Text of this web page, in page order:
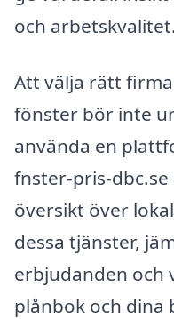
och arbetskvalitet.
Att välja rätt
fönster bör inte
använda en
fnster-pris-
översikt över
dessa tjänster,
erbjudanden och
plånbok och dina